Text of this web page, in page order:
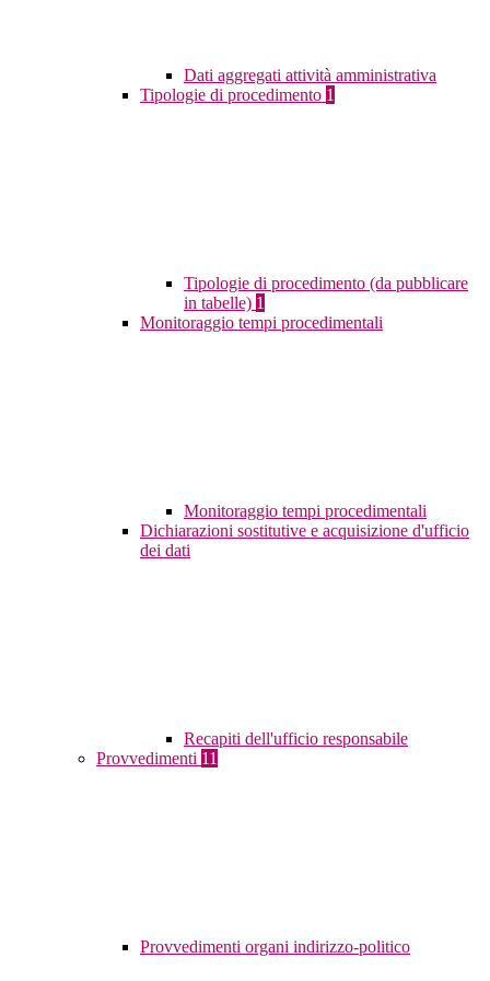
Dati aggregati attività amministrativa
Tipologie di procedimento 1
Tipologie di procedimento (da pubblicare
in tabelle) 1
Monitoraggio tempi procedimentali
Monitoraggio tempi procedimentali
Dichiarazioni sostitutive e acquisizione d'ufficio
dei dati
Recapiti dell'ufficio responsabile
Provvedimenti 11
Provvedimenti organi indirizzo-politico